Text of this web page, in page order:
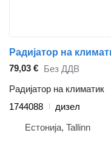
79,03 € Без ДДВ
Радијатор на климатик
1744088
дизел
Естонија, Tallinn